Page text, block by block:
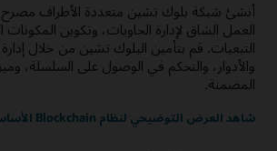
أنشئ شبكة بلوك تشين متعددة الأطراف مصرح
العمل الشاق لإدارة الحاويات، وتكوين المكونات
التبعيات. قم بتأمين البلوك تشين من خلال
والأدوار، والتحكم في الوصول على السلسلة،
المضمنة.
شاهد العرض التوضيحي لنظام Blockchain الأساسي (3:17)